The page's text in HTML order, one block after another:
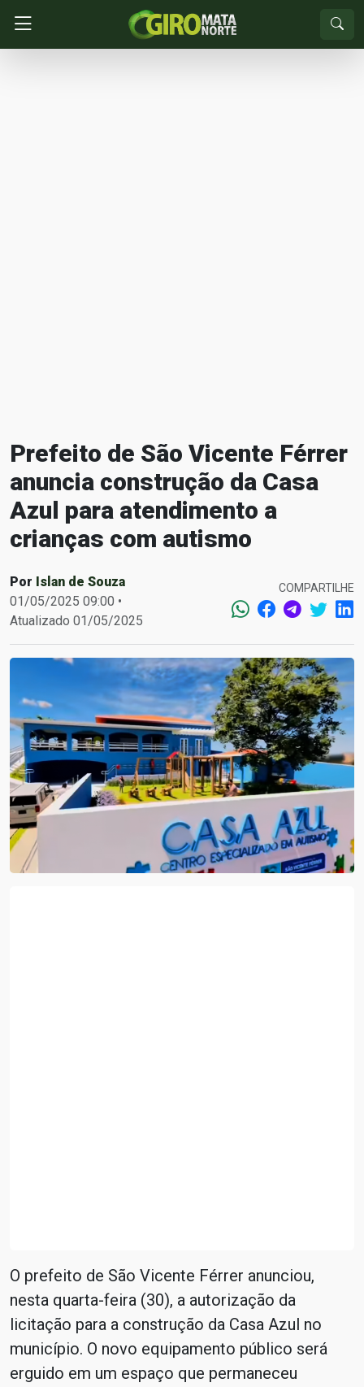
Prefeito de São Vicente Férrer
anuncia construção da Casa
Azul para atendimento a
crianças com autismo
Por Islan de Souza
01/05/2025 09:00 •
Atualizado 01/05/2025
COMPARTILHE
O prefeito de São Vicente Férrer anunciou,
nesta quarta-feira (30), a autorização da
licitação para a construção da Casa Azul no
município. O novo equipamento público será
erguido em um espaço que permaneceu